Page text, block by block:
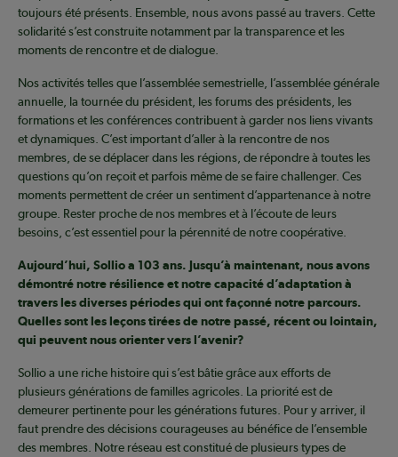
toujours été présents. Ensemble, nous avons passé au travers. Cette
solidarité s’est construite notamment par la transparence et les
moments de rencontre et de dialogue.
Nos activités telles que l’assemblée semestrielle, l’assemblée générale
annuelle, la tournée du président, les forums des présidents, les
formations et les conférences contribuent à garder nos liens vivants
et dynamiques. C’est important d’aller à la rencontre de nos
membres, de se déplacer dans les régions, de répondre à toutes les
questions qu’on reçoit et parfois même de se faire challenger. Ces
moments permettent de créer un sentiment d’appartenance à notre
groupe. Rester proche de nos membres et à l’écoute de leurs
besoins, c’est essentiel pour la pérennité de notre coopérative.
Aujourd’hui, Sollio a 103 ans. Jusqu’à maintenant, nous avons
démontré notre résilience et notre capacité d’adaptation à
travers les diverses périodes qui ont façonné notre parcours.
Quelles sont les leçons tirées de notre passé, récent ou lointain,
qui peuvent nous orienter vers l’avenir?
Sollio a une riche histoire qui s’est bâtie grâce aux efforts de
plusieurs générations de familles agricoles. La priorité est de
demeurer pertinente pour les générations futures. Pour y arriver, il
faut prendre des décisions courageuses au bénéfice de l’ensemble
des membres. Notre réseau est constitué de plusieurs types de